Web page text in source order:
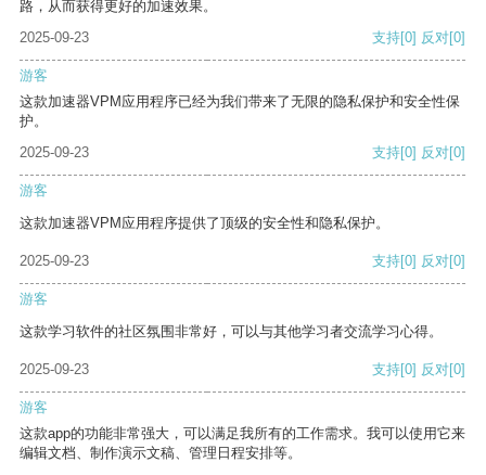
路，从而获得更好的加速效果。
2025-09-23
支持[0] 反对[0]
游客
这款加速器VPM应用程序已经为我们带来了无限的隐私保护和安全性保
护。
2025-09-23
支持[0] 反对[0]
游客
这款加速器VPM应用程序提供了顶级的安全性和隐私保护。
2025-09-23 支持[0] 反对[0]
游客
这款学习软件的社区氛围非常好，可以与其他学习者交流学习心得。
2025-09-23 支持[0] 反对[0]
游客
这款app的功能非常强大，可以满足我所有的工作需求。我可以使用它来
编辑文档、制作演示文稿、管理日程安排等。